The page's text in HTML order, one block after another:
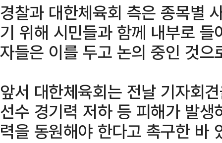
경찰과 대한체육회 측은 종목별
기 위해 시민들과 함께 내부로
자들은 이를 두고 논의 중인 것으
앞서 대한체육회는 전날 기자회
선수 경기력 저하 등 피해가 발
력을 동원해야 한다고 촉구한 바